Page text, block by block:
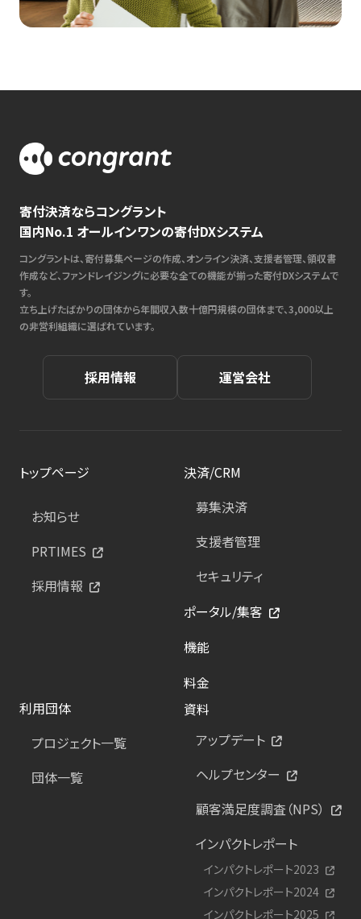
寄付決済ならコングラント
国内No.1 オールインワンの寄付DXシステム
コングラントは、寄付募集ページの作成、オンライン決済、支援者管理、領収書
作成など、ファンドレイジングに必要な全ての機能が揃った寄付DXシステムで
す。
立ち上げたばかりの団体から年間収入数十億円規模の団体まで、3,000以上
の非営利組織に選ばれています。
採用情報 運営会社
トップページ
お知らせ
PRTIMES
採用情報
決済/CRM
募集決済
支援者管理
セキュリティ
ポータル/集客
機能
料金
利用団体
プロジェクト一覧
団体一覧
資料
アップデート
ヘルプセンター
顧客満足度調査（NPS）
インパクトレポート
インパクトレポート2023
インパクトレポート2024
インパクトレポート2025